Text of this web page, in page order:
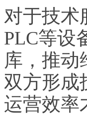
对于技术
PLC等设
库，推动
双方形成
运营效率